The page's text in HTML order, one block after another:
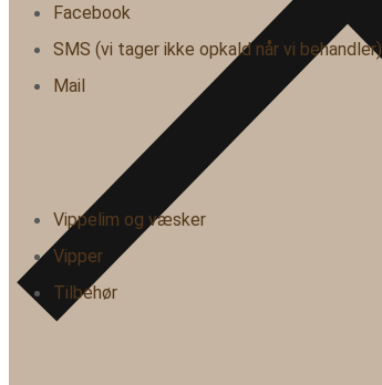
Facebook
SMS (vi tager ikke opkald når vi behandler)
Mail
Vippelim og væsker
Vipper
Tilbehør